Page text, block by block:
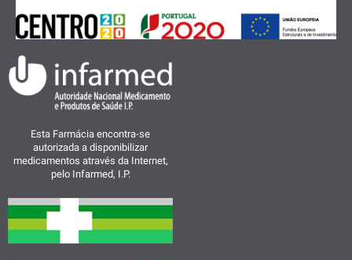
Esta Farmácia encontra-se
autorizada a disponibilizar
medicamentos através da Internet,
pelo Infarmed, I.P.